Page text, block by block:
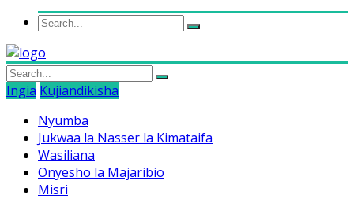
Ingia Kujiandikisha
Nyumba
Jukwaa la Nasser la Kimataifa
Wasiliana
Onyesho la Majaribio
Misri